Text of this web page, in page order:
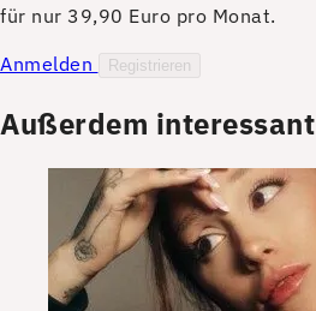
für nur 39,90 Euro pro Monat.
Anmelden
Registrieren
Außerdem interessant